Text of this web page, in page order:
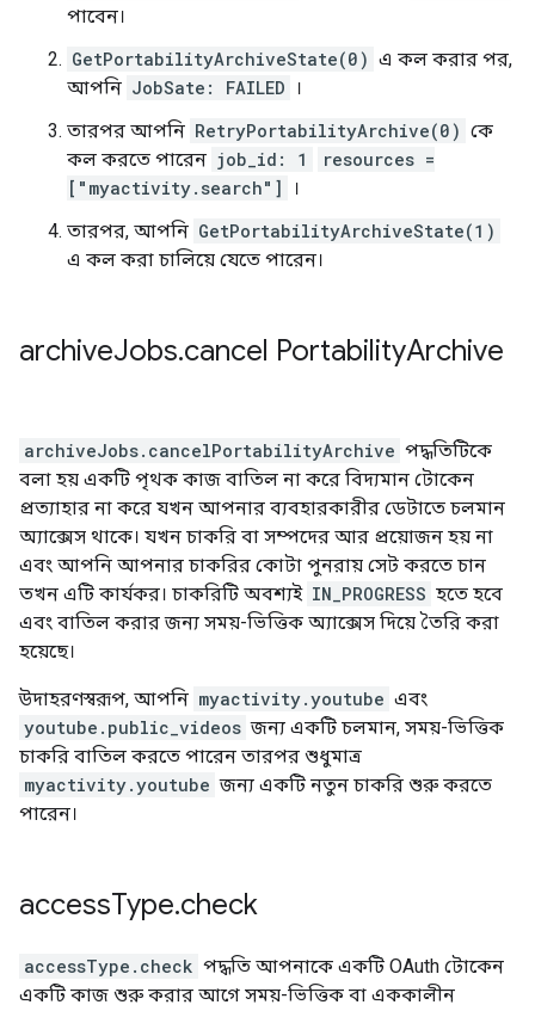
পাবেন।
GetPortabilityArchiveState(0) এ কল করার পর,
আপনি JobSate: FAILED
।
তারপর আপনি RetryPortabilityArchive(0) কে
কল করতে পারেন job_id: 1
resources =
["myactivity.search"]
।
তারপর, আপনি GetPortabilityArchiveState(1)
এ কল করা চালিয়ে যেতে পারেন।
archiveJobs.cancel PortabilityArchive
archiveJobs.cancelPortabilityArchive পদ্ধতিটিকে
বলা হয় একটি পৃথক কাজ বাতিল না করে বিদ্যমান টোকেন
প্রত্যাহার না করে যখন আপনার ব্যবহারকারীর ডেটাতে চলমান
অ্যাক্সেস থাকে। যখন চাকরি বা সম্পদের আর প্রয়োজন হয় না
এবং আপনি আপনার চাকরির কোটা পুনরায় সেট করতে চান
তখন এটি কার্যকর। চাকরিটি অবশ্যই IN_PROGRESS হতে হবে
এবং বাতিল করার জন্য সময়-ভিত্তিক অ্যাক্সেস দিয়ে তৈরি করা
হয়েছে।
উদাহরণস্বরূপ, আপনি myactivity.youtube এবং
youtube.public_videos জন্য একটি চলমান, সময়-ভিত্তিক
চাকরি বাতিল করতে পারেন তারপর শুধুমাত্র
myactivity.youtube জন্য একটি নতুন চাকরি শুরু করতে
পারেন।
accessType.check
accessType.check পদ্ধতি আপনাকে একটি OAuth টোকেন
একটি কাজ শুরু করার আগে সময়-ভিত্তিক বা এককালীন